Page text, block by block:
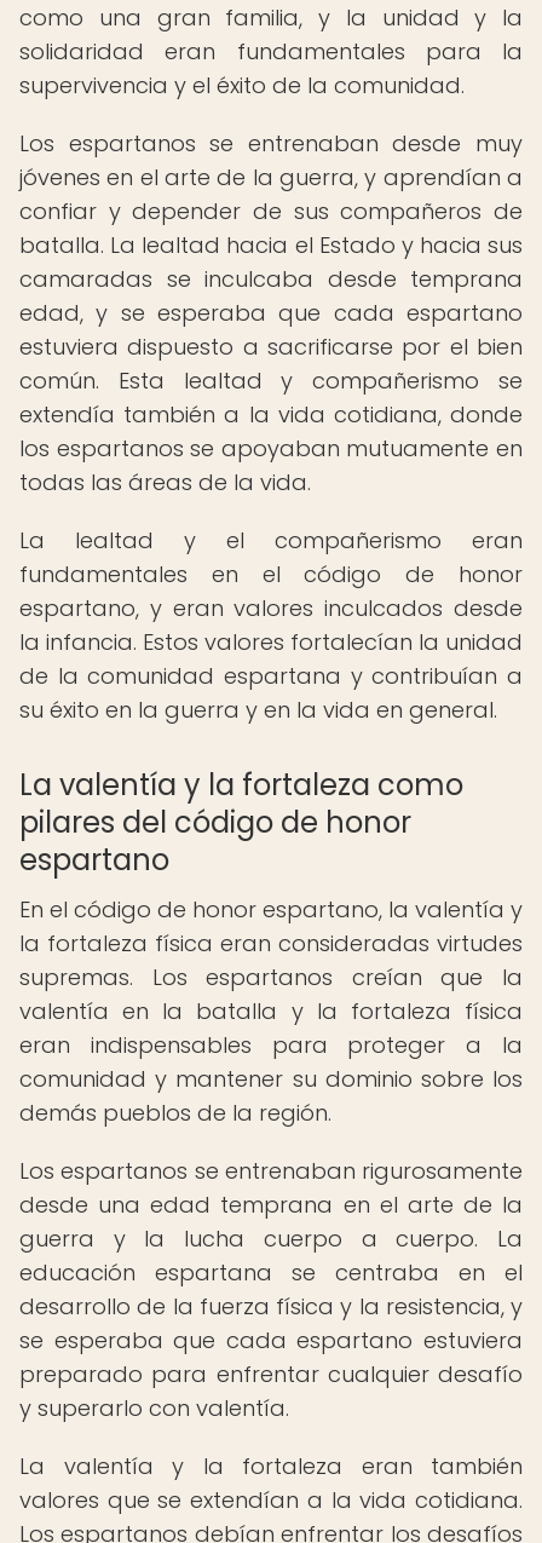
como una gran familia, y la unidad y la
solidaridad eran fundamentales para la
supervivencia y el éxito de la comunidad.
Los espartanos se entrenaban desde muy
jóvenes en el arte de la guerra, y aprendían a
confiar y depender de sus compañeros de
batalla. La lealtad hacia el Estado y hacia sus
camaradas se inculcaba desde temprana
edad, y se esperaba que cada espartano
estuviera dispuesto a sacrificarse por el bien
común. Esta lealtad y compañerismo se
extendía también a la vida cotidiana, donde
los espartanos se apoyaban mutuamente en
todas las áreas de la vida.
La lealtad y el compañerismo eran
fundamentales en el código de honor
espartano, y eran valores inculcados desde
la infancia. Estos valores fortalecían la unidad
de la comunidad espartana y contribuían a
su éxito en la guerra y en la vida en general.
La valentía y la fortaleza como
pilares del código de honor
espartano
En el código de honor espartano, la valentía y
la fortaleza física eran consideradas virtudes
supremas. Los espartanos creían que la
valentía en la batalla y la fortaleza física
eran indispensables para proteger a la
comunidad y mantener su dominio sobre los
demás pueblos de la región.
Los espartanos se entrenaban rigurosamente
desde una edad temprana en el arte de la
guerra y la lucha cuerpo a cuerpo. La
educación espartana se centraba en el
desarrollo de la fuerza física y la resistencia, y
se esperaba que cada espartano estuviera
preparado para enfrentar cualquier desafío
y superarlo con valentía.
La valentía y la fortaleza eran también
valores que se extendían a la vida cotidiana.
Los espartanos debían enfrentar los desafíos